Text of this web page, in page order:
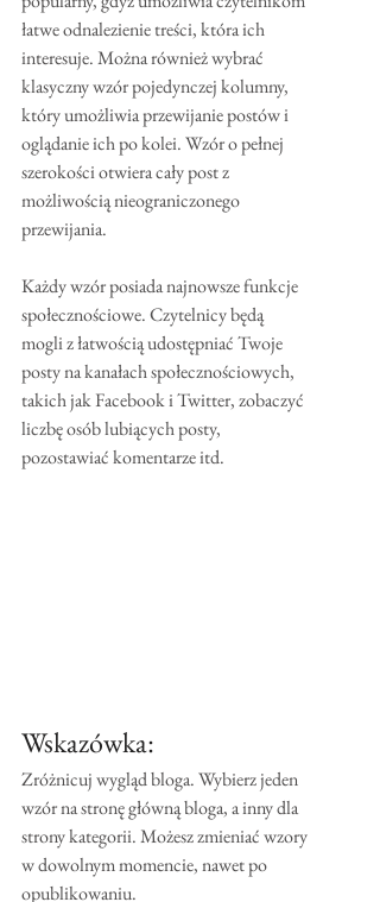
łatwe odnalezienie treści, która ich
interesuje. Można również wybrać
klasyczny wzór pojedynczej kolumny,
który umożliwia przewijanie postów i
oglądanie ich po kolei. Wzór o pełnej
szerokości otwiera cały post z
możliwością nieograniczonego
przewijania.
Każdy wzór posiada najnowsze funkcje
społecznościowe. Czytelnicy będą
mogli z łatwością udostępniać Twoje
posty na kanałach społecznościowych,
takich jak Facebook i Twitter, zobaczyć
liczbę osób lubiących posty,
pozostawiać komentarze itd.
Wskazówka:
Zróżnicuj wygląd bloga. Wybierz jeden
wzór na stronę główną bloga, a inny dla
strony kategorii. Możesz zmieniać wzory
w dowolnym momencie, nawet po
opublikowaniu.